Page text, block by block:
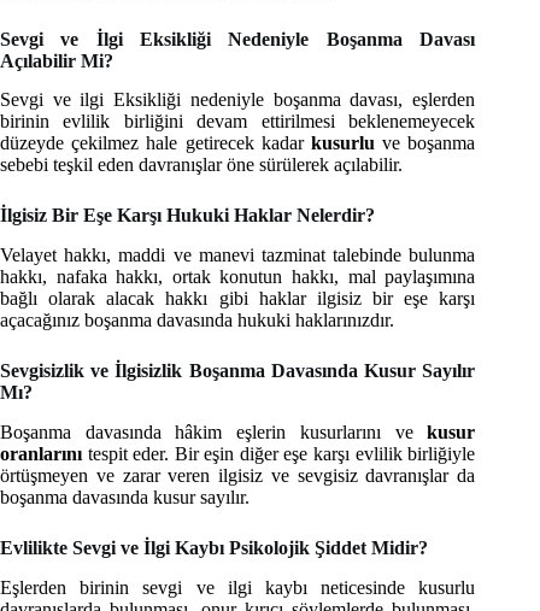
Sevgi ve İlgi Eksikliği Nedeniyle Boşanma Davası
Açılabilir Mi?
Sevgi ve ilgi Eksikliği nedeniyle boşanma davası, eşlerden
birinin evlilik birliğini devam ettirilmesi beklenemeyecek
düzeyde çekilmez hale getirecek kadar kusurluve boşanma
sebebi teşkil eden davranışlar öne sürülerek açılabilir.
İlgisiz Bir Eşe Karşı Hukuki Haklar Nelerdir?
Velayet hakkı, maddi ve manevi tazminat talebinde bulunma
hakkı, nafaka hakkı, ortak konutun hakkı, mal paylaşımına
bağlı olarak alacak hakkı gibi haklar ilgisiz bir eşe karşı
açacağınız boşanma davasında hukuki haklarınızdır.
Sevgisizlik ve İlgisizlik Boşanma Davasında Kusur Sayılır
Mı?
Boşanma davasında hâkim eşlerin kusurlarını vekusur
oranlarını tespit eder. Bir eşin diğer eşe karşı evlilik birliğiyle
örtüşmeyen ve zarar veren ilgisiz ve sevgisiz davranışlar da
boşanma davasında kusur sayılır.
Evlilikte Sevgi ve İlgi Kaybı Psikolojik Şiddet Midir?
Eşlerden birinin sevgi ve ilgi kaybı neticesinde kusurlu